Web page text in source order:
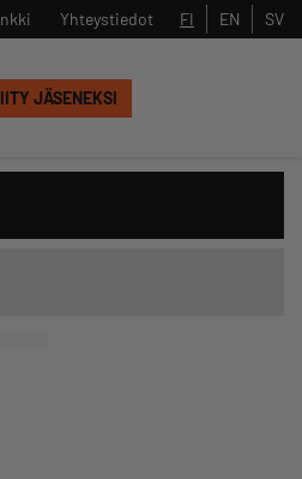
Yhteystiedot FI EN SV
JÄSENEKSI
Sulje